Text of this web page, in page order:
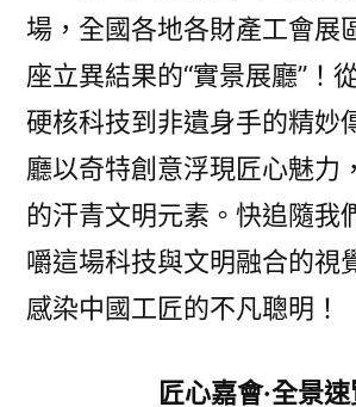
場，全國各地各財產工會展
座立異結果的“實景展廳”！
硬核科技到非遺身手的精妙
廳以奇特創意浮現匠心魅力
的汗青文明元素。快追隨我
嚼這場科技與文明融合的視
感染中國工匠的不凡聰明！
匠心嘉會·全景